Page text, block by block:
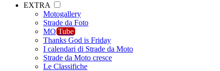
EXTRA
Motogallery
Strade da Foto
MO Tube
Thanks God is Friday
I calendari di Strade da Moto
Strade da Moto cresce
Le Classifiche